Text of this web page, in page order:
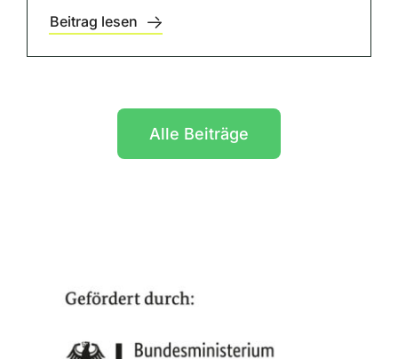
Beitrag lesen
Alle Beiträge